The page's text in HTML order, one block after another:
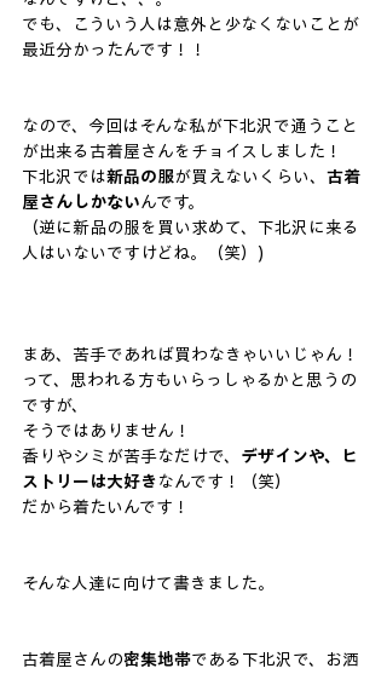
でも、こういう人は意外と少なくないことが
最近分かったんです！！
なので、今回はそんな私が下北沢で通うこと
が出来る古着屋さんをチョイスしました！
下北沢では新品の服が買えないくらい、 古着
屋さんしかない んです。
（逆に新品の服を買い求めて、下北沢に来る
人はいないですけどね。（笑）)
まあ、苦手であれば買わなきゃいいじゃん！
って、思われる方もいらっしゃるかと思うの
ですが、
そうではありません！
香りやシミが苦手なだけで、 デザインや、ヒ
ストリーは大好き なんです！（笑）
だから着たいんです！
そんな人達に向けて書きました。
古着屋さんの密集地帯である下北沢で、お洒